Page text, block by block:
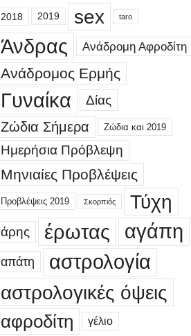
2018 2019 sex taro
Άνδρας Ανάδρομη Αφροδίτη
Ανάδρομος Ερμής
Γυναίκα
Δίας
Ζώδια Σήμερα
Ζώδια και 2019
Ημερήσια Πρόβλεψη
Μηνιαίες Προβλέψεις
Προβλέψεις 2019 Σκορπιός Τύχη
άρης έρωτας αγάπη
απάτη
αστρολογία
αστρολογικές όψεις
αφροδίτη γέλιο